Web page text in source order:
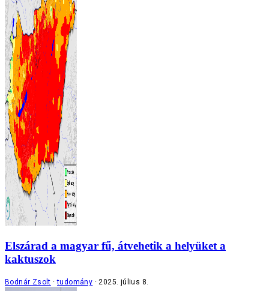
Elszárad a magyar fű, átvehetik a helyüket a
kaktuszok
Bodnár Zsolt tudomány 2025. július 8.